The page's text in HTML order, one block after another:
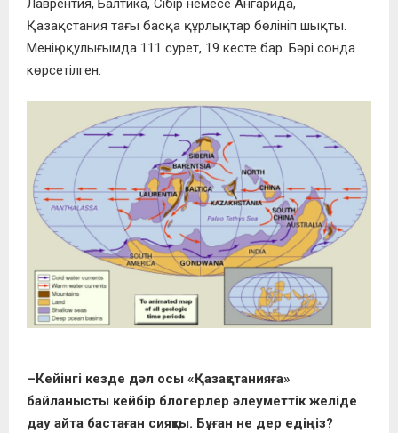
Лаврентия, Балтика, Сібір немесе Ангарида,
Қазақстания тағы басқа құрлықтар бөлініп шықты.
Менің оқулығымда 111 сурет, 19 кесте бар. Бәрі сонда
көрсетілген.
–Кейінгі кезде дәл осы «Қазақстанияға»
байланысты кейбір блогерлер әлеуметтік желіде
дау айта бастаған сияқты. Бұған не дер едіңіз?